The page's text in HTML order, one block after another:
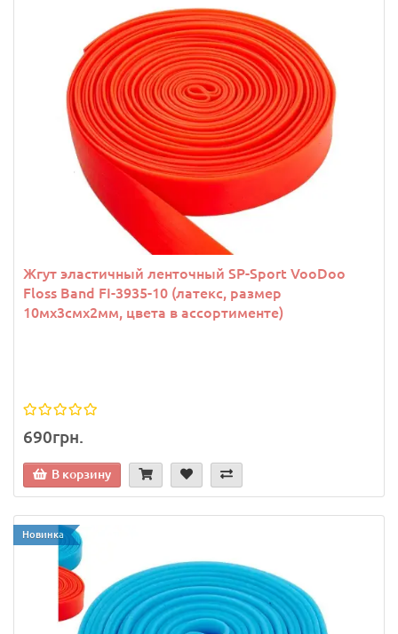
Жгут эластичный ленточный SP-Sport VooDoo
Floss Band FI-3935-10 (латекс, размер
10мх3смх2мм, цвета в ассортименте)
690грн.
В корзину
Новинка